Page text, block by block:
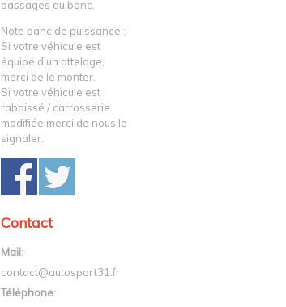
passages au banc.
Note banc de puissance :
Si votre véhicule est
équipé d’un attelage,
merci de le monter.
Si votre véhicule est
rabaissé / carrosserie
modifiée merci de nous le
signaler.
Contact
Mail:
contact@autosport31.fr
Téléphone: